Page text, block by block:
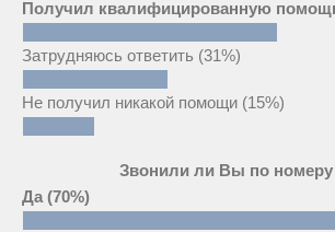
Получил квалифицированную
Затрудняюсь ответить (31%)
Не получил никакой помощи (15%)
Звонили ли Вы по номеру
Да (70%)